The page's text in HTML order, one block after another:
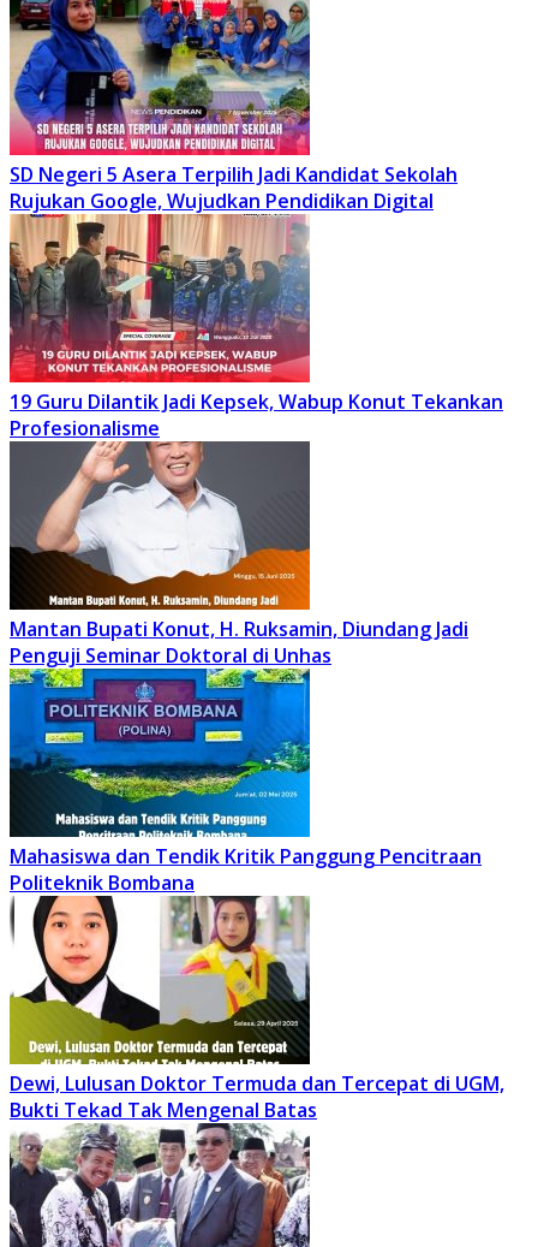
SD Negeri 5 Asera Terpilih Jadi Kandidat Sekolah
Rujukan Google, Wujudkan Pendidikan Digital
19 Guru Dilantik Jadi Kepsek, Wabup Konut Tekankan
Profesionalisme
Mantan Bupati Konut, H. Ruksamin, Diundang Jadi
Penguji Seminar Doktoral di Unhas
Mahasiswa dan Tendik Kritik Panggung Pencitraan
Politeknik Bombana
Dewi, Lulusan Doktor Termuda dan Tercepat di UGM,
Bukti Tekad Tak Mengenal Batas